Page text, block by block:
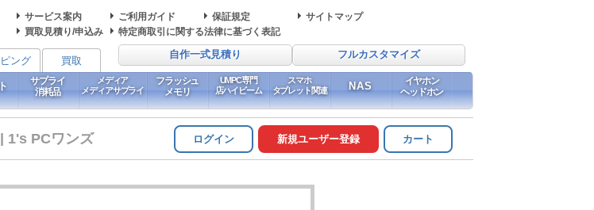
サービス案内 ご利用ガイド 保証規定
サイトマップ
買取見積り/申込み 特定商取引に関する法律に基づく表記
自作一式見積り フルカスタマイズ
ング 買取
サプライ
消耗品
メディア
メディアサプライ
フラッシュ
メモリ
UMPC専門
店ハイビーム
スマホ
タブレット関連
NAS
イヤホン
ヘッドホン
1's PCワンズ ログイン 新規ユーザー登録 カート